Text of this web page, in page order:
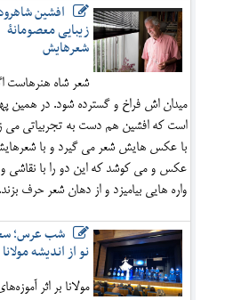
افشین
زیبایی معصومانۀ
شعرهایش
شعر شاه هنرهاست
میدان اش فراخ و گسترده شود. در همین
است که افشین هم دست به تجربیاتی می
با عکس هایش شعر می گیرد و با
عکس و می کوشد که این دو را با نقاشی
واره هایی بیامیزد و از دهان شعر حرف بزند.
شب عرس؛
نو از اندیشه مولانا
مولانا بر اثر